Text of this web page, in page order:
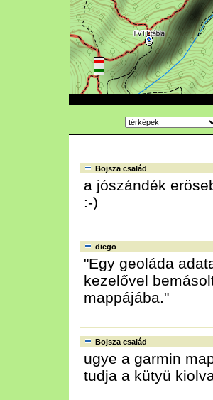
Bojsza család
a jószándék
:-)
diego
"Egy geoláda
kezelővel
mappájába."
Bojsza család
ugye a garmin
tudja a kütyü